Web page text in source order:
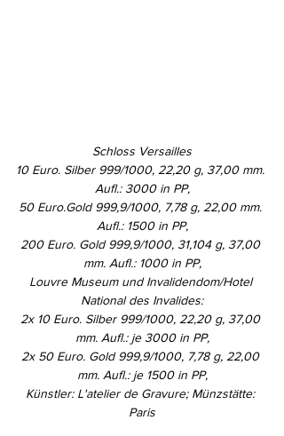
Schloss Versailles
10 Euro. Silber 999/1000, 22,20 g, 37,00 mm.
Aufl.: 3000 in PP,
50 Euro.Gold 999,9/1000, 7,78 g, 22,00 mm.
Aufl.: 1500 in PP,
200 Euro. Gold 999,9/1000, 31,104 g, 37,00
mm. Aufl.: 1000 in PP,
Louvre Museum und Invalidendom/Hotel
National des Invalides:
2x 10 Euro. Silber 999/1000, 22,20 g, 37,00
mm. Aufl.: je 3000 in PP,
2x 50 Euro. Gold 999,9/1000, 7,78 g, 22,00
mm. Aufl.: je 1500 in PP,
Künstler: L'atelier de Gravure; Münzstätte:
Paris